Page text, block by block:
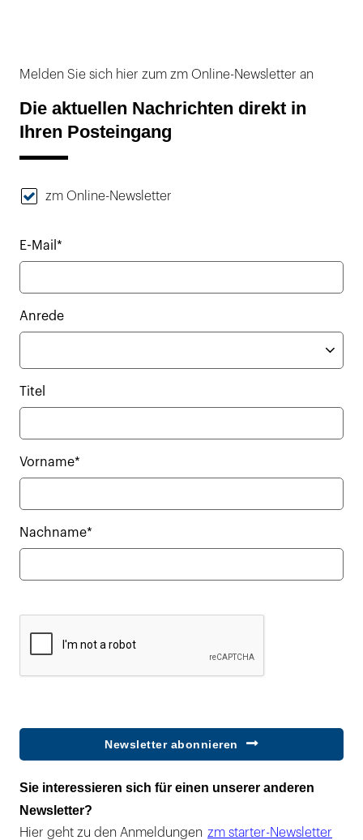
Melden Sie sich hier zum zm Online-Newsletter an
Die aktuellen Nachrichten direkt in
Ihren Posteingang
zm Online-Newsletter
E-Mail*
Anrede
Titel
Vorname*
Nachname*
Newsletter abonnieren
Sie interessieren sich für einen unserer anderen
Newsletter?
Hier geht zu den Anmeldungen zm starter-Newsletter